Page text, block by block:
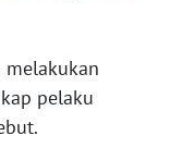
pelaku